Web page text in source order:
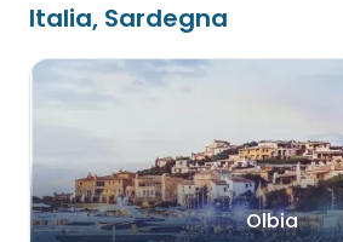
Italia, Sardegna
Olbia